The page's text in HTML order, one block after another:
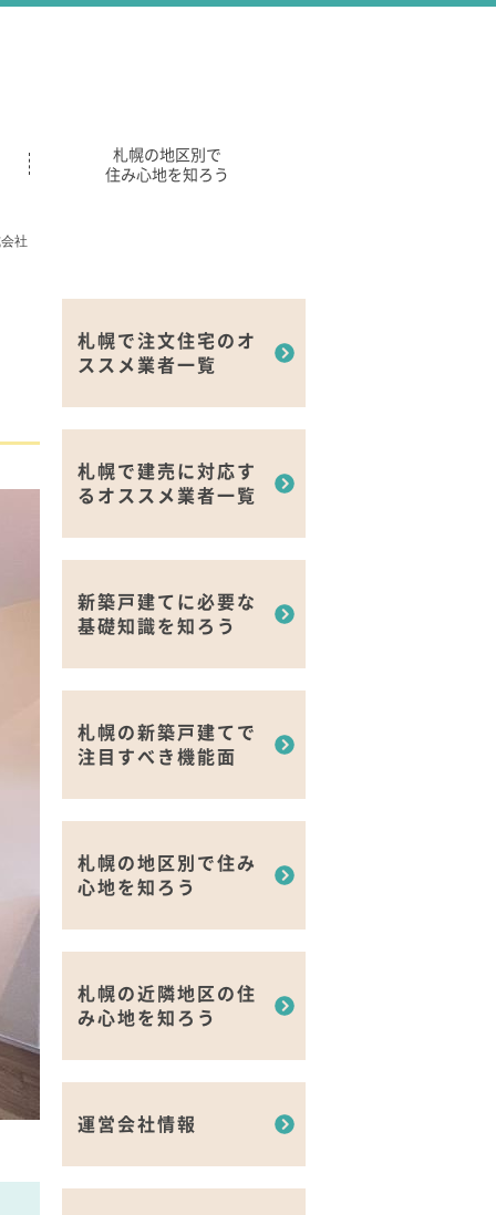
札幌の地区別で
住み心地を知ろう
社
札幌で注文住宅のオ
ススメ業者一覧
札幌で建売に対応す
るオススメ業者一覧
新築戸建てに必要な
基礎知識を知ろう
札幌の新築戸建てで
注目すべき機能面
札幌の地区別で住み
心地を知ろう
札幌の近隣地区の住
み心地を知ろう
運営会社情報